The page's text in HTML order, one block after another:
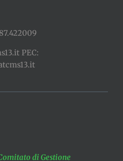
PEC:
di Gestione